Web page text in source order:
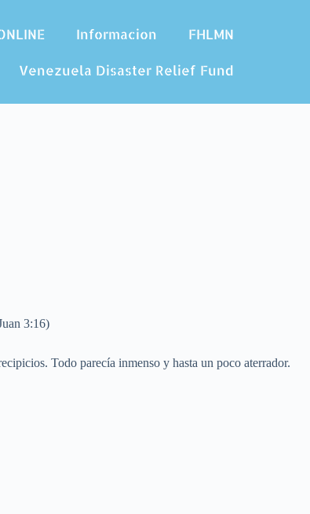
Informacion FHLMN
Venezuela Disaster Relief Fund
3:16)
Todo parecía inmenso y hasta un poco aterrador.